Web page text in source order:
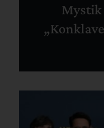
Mystik